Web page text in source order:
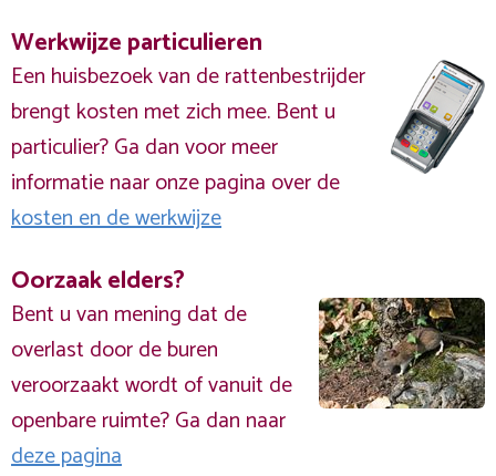
Werkwijze particulieren
Een huisbezoek van de rattenbestrijder
brengt kosten met zich mee. Bent u
particulier? Ga dan voor meer
informatie naar onze pagina over de
kosten en de werkwijze
Oorzaak elders?
Bent u van mening dat de
overlast door de buren
veroorzaakt wordt of vanuit de
openbare ruimte? Ga dan naar
deze pagina